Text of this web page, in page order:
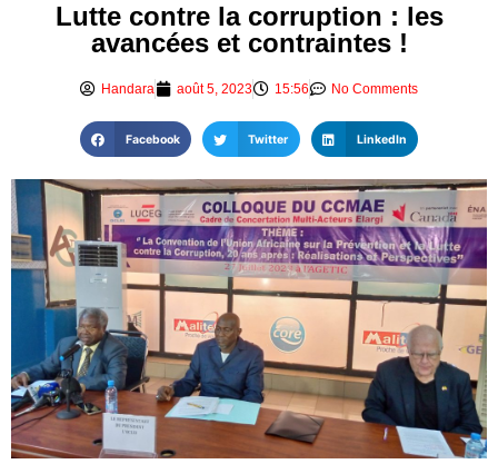
Lutte contre la corruption : les
avancées et contraintes !
Handara août 5, 2023 15:56 No Comments
Facebook Twitter LinkedIn